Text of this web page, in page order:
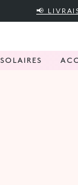
📢
SOLAIRES